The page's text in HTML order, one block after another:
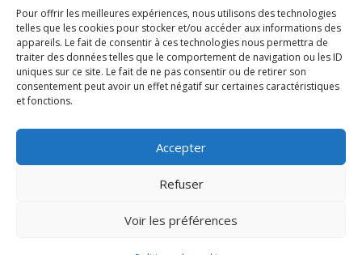
Pour offrir les meilleures expériences, nous utilisons des technologies
telles que les cookies pour stocker et/ou accéder aux informations des
appareils. Le fait de consentir à ces technologies nous permettra de
traiter des données telles que le comportement de navigation ou les ID
uniques sur ce site. Le fait de ne pas consentir ou de retirer son
consentement peut avoir un effet négatif sur certaines caractéristiques
et fonctions.
Accepter
Refuser
Voir les préférences
© 2026 Mairie de Sainte-Léocadie | Site